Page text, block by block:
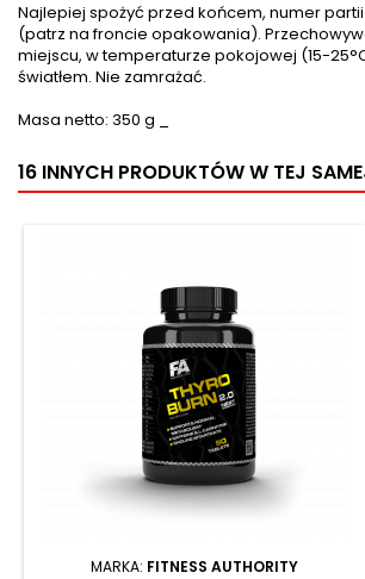
Najlepiej spożyć przed końcem, numer
(patrz na froncie opakowania).
miejscu, w temperaturze pokojowej (15-
światłem. Nie zamrażać.
Masa netto: 350 g _
16 INNYCH PRODUKTÓW W TEJ
MARKA: FITNESS AUTHORITY